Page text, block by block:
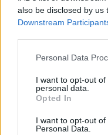
also be disclosed by us
Downstream
Please note that this
not limited to your visit
grant or deny consent
use your data for
consent section.
Personal Data
I want to opt-out
personal data.
Opted In
I want to opt-out
Personal Data.
está
seguidores más
La política exterior de
POLÍTICA